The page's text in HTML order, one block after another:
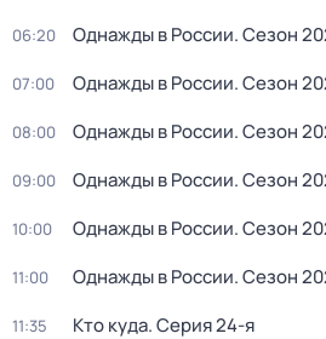
06:20 Однажды в России. Сезон
07:00 Однажды в России. Сезон
08:00 Однажды в России. Сезон
09:00 Однажды в России. Сезон
10:00 Однажды в России. Сезон
11:00 Однажды в России. Сезон
11:35 Кто куда. Серия 24-я